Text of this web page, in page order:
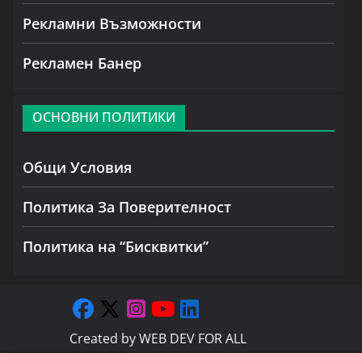
Рекламни Възможности
Рекламен Банер
ОСНОВНИ ПОЛИТИКИ
Общи Условия
Политика За Поверителност
Политика на “Бисквитки”
Created byWEB DEV FOR ALL